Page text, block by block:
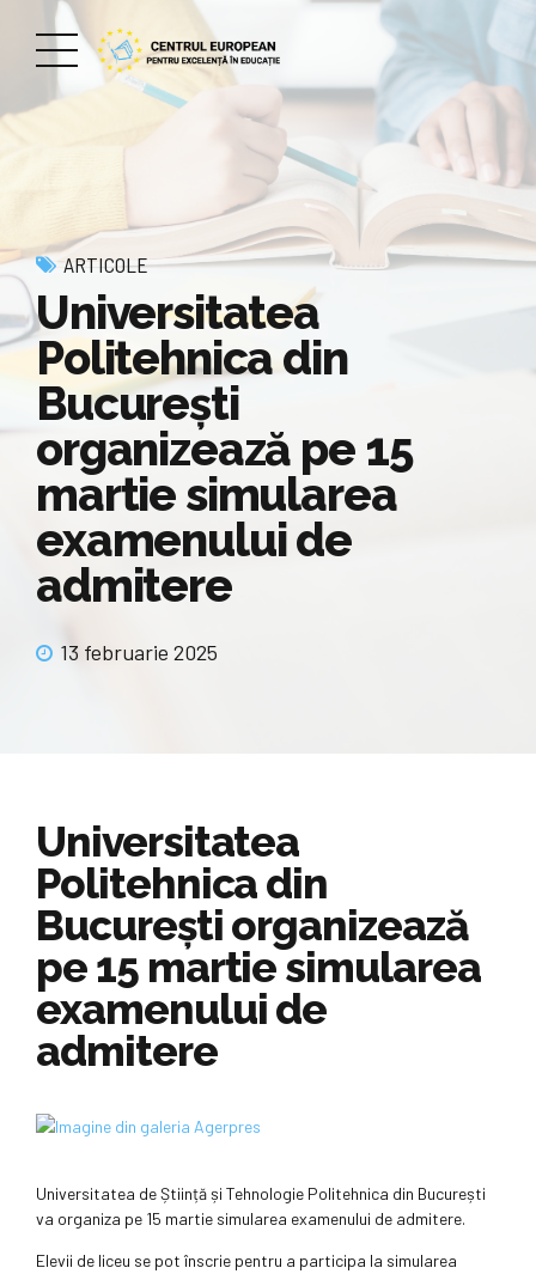
ARTICOLE
Universitatea
Politehnica din
București
organizează pe 15
martie simularea
examenului de
admitere
13 februarie 2025
Universitatea
Politehnica din
București organizează
pe 15 martie simularea
examenului de
admitere
Universitatea de Știință și Tehnologie Politehnica din București
va organiza pe 15 martie simularea examenului de admitere.
Elevii de liceu se pot înscrie pentru a participa la simularea